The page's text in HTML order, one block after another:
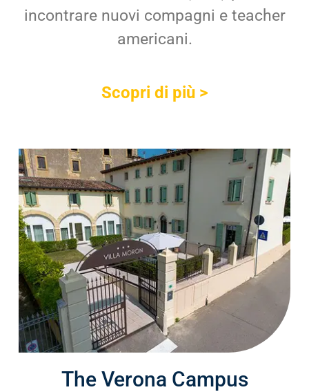
incontrare nuovi compagni e teacher
americani.
Scopri di più >
The Verona Campus